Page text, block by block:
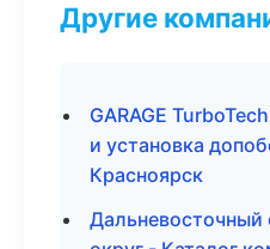
Другие
GARAGE
и установка
Красноярск
Дальневосточный